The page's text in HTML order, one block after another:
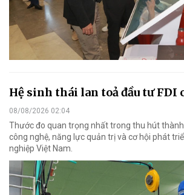
Hệ sinh thái lan toả đầu tư FDI
08/08/2026 02:04
Thước đo quan trọng nhất trong thu hút thành
công nghệ, năng lực quản trị và cơ hội phát
nghiệp Việt Nam.